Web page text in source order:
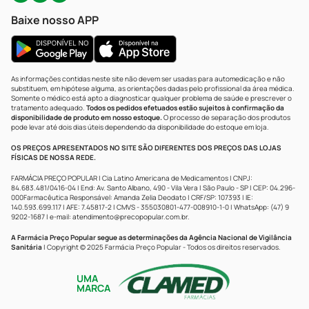
Baixe nosso APP
As informações contidas neste site não devem ser usadas para automedicação e não
substituem, em hipótese alguma, as orientações dadas pelo profissional da área médica.
Somente o médico está apto a diagnosticar qualquer problema de saúde e prescrever o
tratamento adequado. Todos os pedidos efetuados estão sujeitos à confirmação da
disponibilidade de produto em nosso estoque.O processo de separação dos produtos
pode levar até dois dias úteis dependendo da disponibilidade do estoque em loja.
OS PREÇOS APRESENTADOS NO SITE SÃO DIFERENTES DOS PREÇOS DAS LOJAS
FÍSICAS DE NOSSA REDE.
FARMÁCIA PREÇO POPULAR | Cia Latino Americana de Medicamentos | CNPJ:
84.683.481/0416-04 | End: Av. Santo Albano, 490 - Vila Vera | São Paulo - SP | CEP: 04.296-
000Farmacêutica Responsável: Amanda Zelia Deodato | CRF/SP: 107393 | IE:
140.593.699.117 | AFE: 7.45817-2 | CMVS - 355030801-477-008910-1-0 | WhatsApp: (47) 9
9202-1687 | e-mail: atendimento@precopopular.com.br.
A Farmácia Preço Popular segue as determinações da Agência Nacional de Vigilância
Sanitária | Copyright © 2025 Farmácia Preço Popular - Todos os direitos reservados.
UMA
MARCA